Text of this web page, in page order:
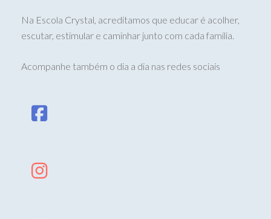
Na Escola Crystal, acreditamos que educar é acolher,
escutar, estimular e caminhar junto com cada família.
Acompanhe também o dia a dia nas redes sociais